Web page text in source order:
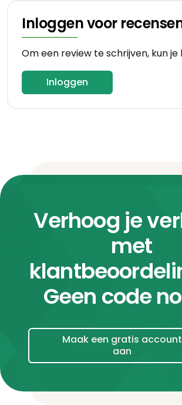
Inloggen voor
Om een review te schrijven, kun je
Inloggen
Verhoog je
met
Geen code
Maak een gratis account
aan